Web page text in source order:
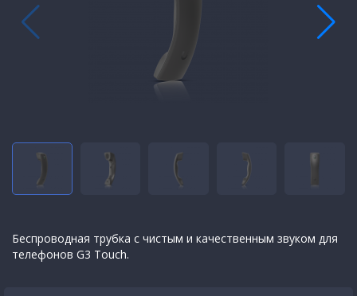
Беспроводная трубка с чистым и качественным звуком для
телефонов G3 Touch.